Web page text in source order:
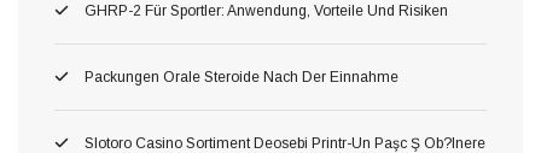
GHRP-2 Für Sportler: Anwendung, Vorteile Und Risiken
Packungen Orale Steroide Nach Der Einnahme
Slotoro Casino Sortiment Deosebi Printr-Un Paşc Ş Ob?inerea